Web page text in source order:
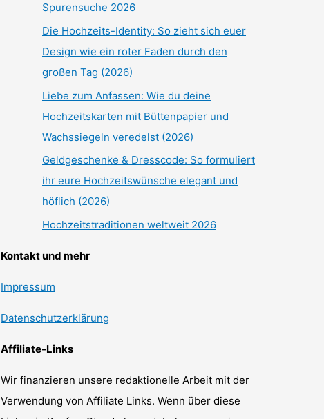
Spurensuche 2026
Die Hochzeits-Identity: So zieht sich euer
Design wie ein roter Faden durch den
großen Tag (2026)
Liebe zum Anfassen: Wie du deine
Hochzeitskarten mit Büttenpapier und
Wachssiegeln veredelst (2026)
Geldgeschenke & Dresscode: So formuliert
ihr eure Hochzeitswünsche elegant und
höflich (2026)
Hochzeitstraditionen weltweit 2026
Kontakt und mehr
Impressum
Datenschutzerklärung
Affiliate-Links
Wir finanzieren unsere redaktionelle Arbeit mit der
Verwendung von Affiliate Links. Wenn über diese